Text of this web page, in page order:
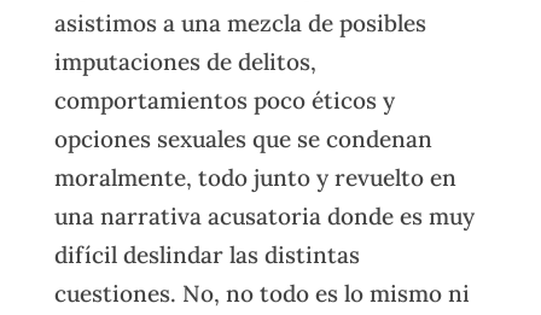
asistimos a una mezcla de posibles
imputaciones de delitos,
comportamientos poco éticos y
opciones sexuales que se condenan
moralmente, todo junto y revuelto en
una narrativa acusatoria donde es muy
difícil deslindar las distintas
cuestiones. No, no todo es lo mismo ni